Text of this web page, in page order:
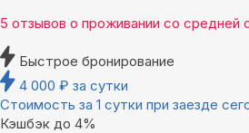
5 отзывов о проживании со средней
Быстрое бронирование
4 000 ₽ за сутки
Стоимость за 1 сутки при заезде
Кэшбэк до 4%